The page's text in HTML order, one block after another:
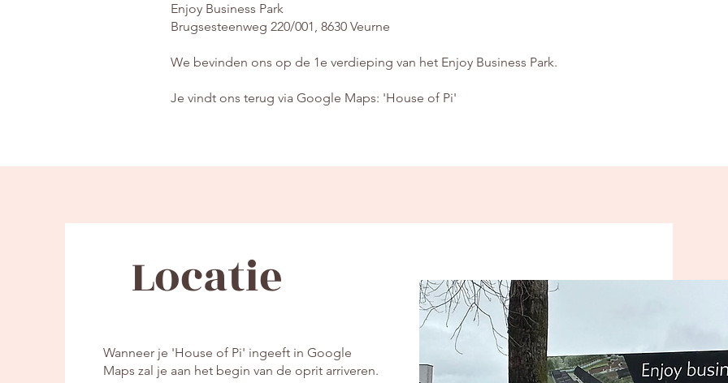
Enjoy Business Park
Brugsesteenweg 220/001, 8630 Veurne
We bevinden ons op de 1e verdieping van het Enjoy Business Park.
Je vindt ons terug via Google Maps: 'House of Pi'
Locatie
Wanneer je 'House of Pi' ingeeft in Google
Maps zal je aan het begin van de oprit arriveren.